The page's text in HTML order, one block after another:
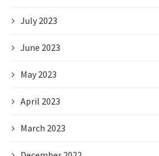
July 2023
June 2023
May 2023
April 2023
March 2023